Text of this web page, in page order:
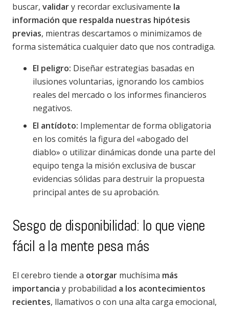
buscar, validary recordar exclusivamente la
información que respalda nuestras hipótesis
previas, mientras descartamos o minimizamos de
forma sistemática cualquier dato que nos contradiga.
El peligro: Diseñar estrategias basadas en
ilusiones voluntarias, ignorando los cambios
reales del mercado o los informes financieros
negativos.
El antídoto: Implementar de forma obligatoria
en los comités la figura del «abogado del
diablo» o utilizar dinámicas donde una parte del
equipo tenga la misión exclusiva de buscar
evidencias sólidas para destruir la propuesta
principal antes de su aprobación.
Sesgo de disponibilidad: lo que viene
fácil a la mente pesa más
El cerebro tiende a otorgar muchísima más
importancia y probabilidad a los acontecimientos
recientes, llamativos o con una alta carga emocional,